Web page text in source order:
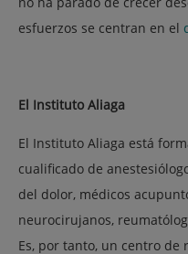
esfuerzos se centran en el
El Instituto Aliaga
El Instituto Aliaga está
cualificado de
del dolor, médicos
neurocirujanos,
Es, por tanto, un centro